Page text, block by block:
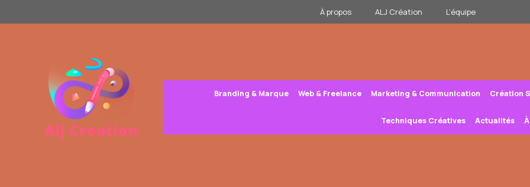
au
À propos ALJ Création L’équipe
Branding & Marque Web & Freelance Marketing & Communication Création
Techniques Créatives Actualités